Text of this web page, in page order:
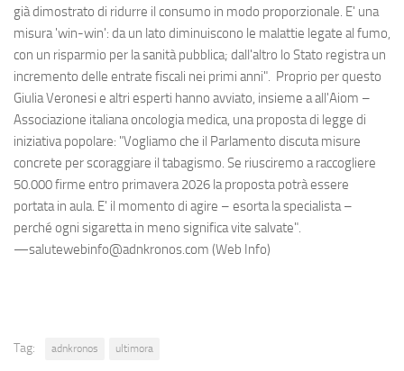
già dimostrato di ridurre il consumo in modo proporzionale. E' una
misura 'win-win': da un lato diminuiscono le malattie legate al fumo,
con un risparmio per la sanità pubblica; dall'altro lo Stato registra un
incremento delle entrate fiscali nei primi anni". Proprio per questo
Giulia Veronesi e altri esperti hanno avviato, insieme a all'Aiom –
Associazione italiana oncologia medica, una proposta di legge di
iniziativa popolare: "Vogliamo che il Parlamento discuta misure
concrete per scoraggiare il tabagismo. Se riusciremo a raccogliere
50.000 firme entro primavera 2026 la proposta potrà essere
portata in aula. E' il momento di agire – esorta la specialista –
perché ogni sigaretta in meno significa vite salvate".
—salutewebinfo@adnkronos.com (Web Info)
Tag: adnkronos ultimora